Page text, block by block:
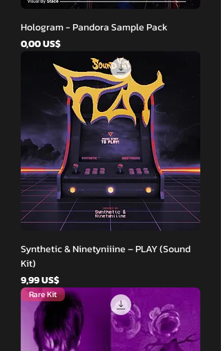
Hologram - Pandora Sample Pack
Giá
0,00 US$
Synthetic & Ninetyniiine – PLAY (Sound
Kit)
Giá
9,99 US$
Rare Kit